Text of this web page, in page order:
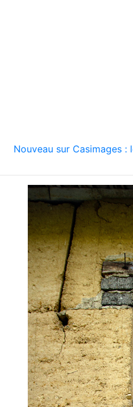
Nouveau sur Casimages